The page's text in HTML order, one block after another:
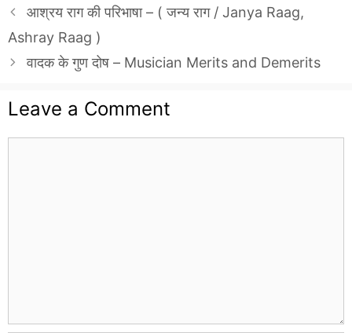
आश्रय राग की परिभाषा – ( जन्य राग / Janya Raag,
Ashray Raag )
वादक के गुण दोष – Musician Merits and Demerits
Leave a Comment